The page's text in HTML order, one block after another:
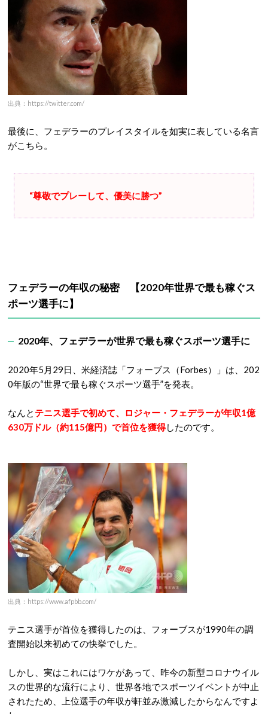
出典：https://twitter.com/
最後に、フェデラーのプレイスタイルを如実に表している名言
がこちら。
“尊敬でプレーして、優美に勝つ”
フェデラーの年収の秘密 【2020年世界で最も稼ぐス
ポーツ選手に】
2020年、フェデラーが世界で最も稼ぐスポーツ選手に
2020年5月29日、米経済誌「フォーブス（Forbes）」は、202
0年版の“世界で最も稼ぐスポーツ選手”を発表。
なんと テニス選手で初めて、ロジャー・フェデラーが年収1億
630万ドル（約115億円）で首位を獲得したのです。
出典：https://www.afpbb.com/
テニス選手が首位を獲得したのは、フォーブスが1990年の調
査開始以来初めての快挙でした。
しかし、実はこれにはワケがあって、昨今の新型コロナウイル
スの世界的な流行により、世界各地でスポーツイベントが中止
されたため、上位選手の年収が軒並み激減したからなんですよ